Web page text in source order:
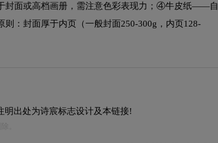
面或高档画册，需注意色彩表现力；④牛皮纸——自
：封面厚于内页（一般封面250-300g，内页128-
明出处为诗宸标志设计及本链接!